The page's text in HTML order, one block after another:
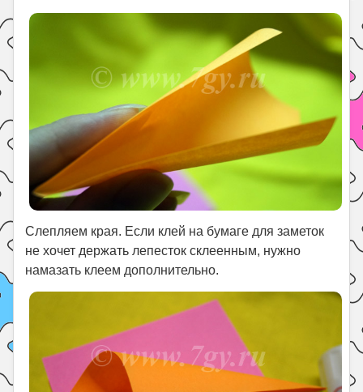
Слепляем края. Если клей на бумаге для заметок
не хочет держать лепесток склеенным, нужно
намазать клеем дополнительно.